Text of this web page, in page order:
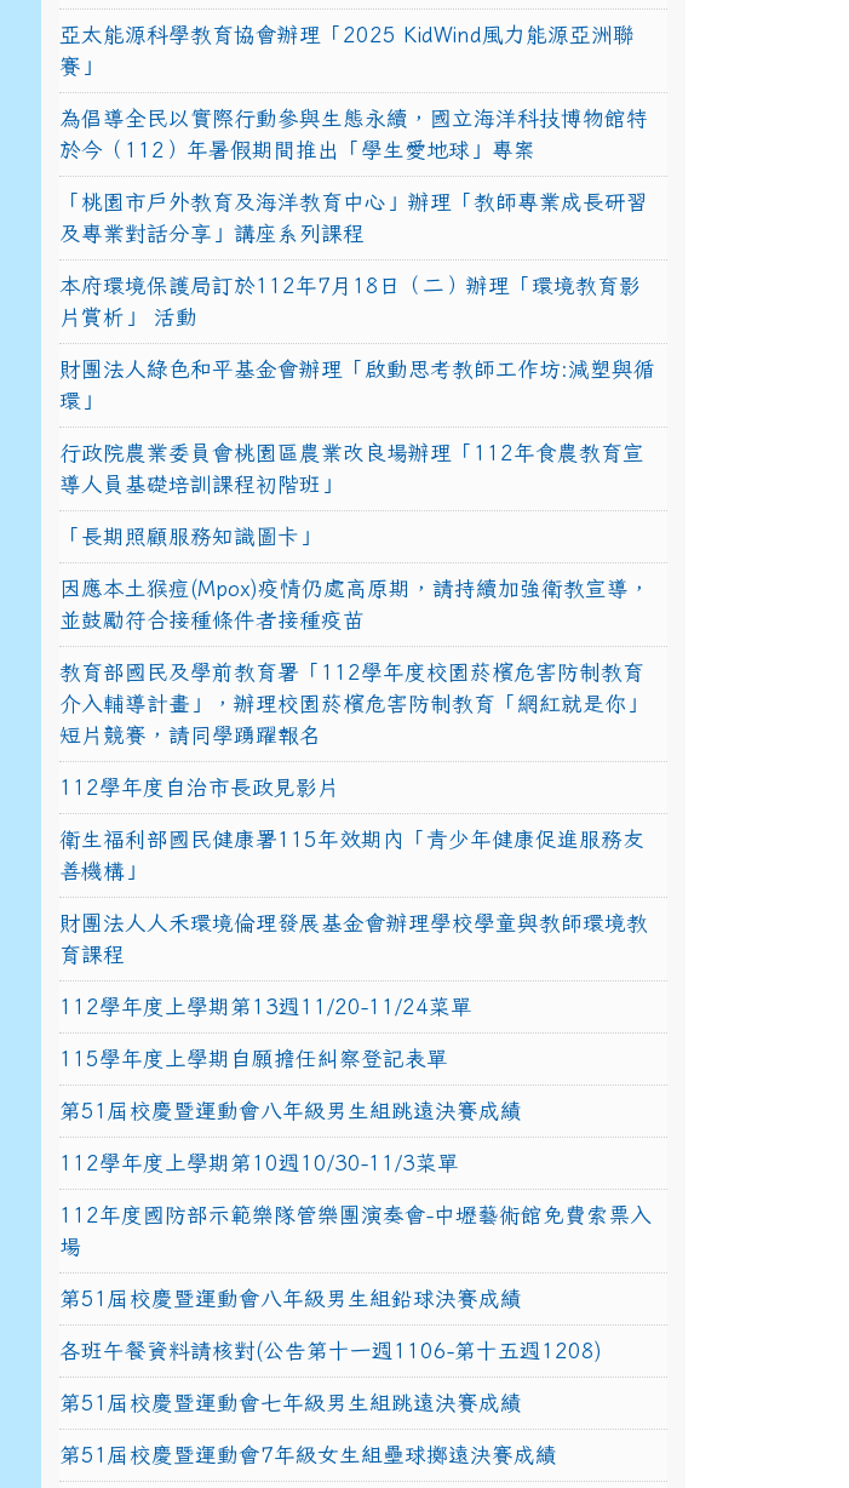
亞太能源科學教育協會辦理「2025 KidWind風力能源亞洲聯
賽」
為倡導全民以實際行動參與生態永續，國立海洋科技博物館特
於今（112）年暑假期間推出「學生愛地球」專案
「桃園市戶外教育及海洋教育中心」辦理「教師專業成長研習
及專業對話分享」講座系列課程
本府環境保護局訂於112年7月18日（二）辦理「環境教育影
片賞析」 活動
財團法人綠色和平基金會辦理「啟動思考教師工作坊:減塑與循
環」
行政院農業委員會桃園區農業改良場辦理「112年食農教育宣
導人員基礎培訓課程初階班」
「長期照顧服務知識圖卡」
因應本土猴痘(Mpox)疫情仍處高原期，請持續加強衛教宣導，
並鼓勵符合接種條件者接種疫苗
教育部國民及學前教育署「112學年度校園菸檳危害防制教育
介入輔導計畫」，辦理校園菸檳危害防制教育「網紅就是你」
短片競賽，請同學踴躍報名
112學年度自治市長政見影片
衛生福利部國民健康署115年效期內「青少年健康促進服務友
善機構」
財團法人人禾環境倫理發展基金會辦理學校學童與教師環境教
育課程
112學年度上學期第13週11/20-11/24菜單
115學年度上學期自願擔任糾察登記表單
第51屆校慶暨運動會八年級男生組跳遠決賽成績
112學年度上學期第10週10/30-11/3菜單
112年度國防部示範樂隊管樂團演奏會-中壢藝術館免費索票入
場
第51屆校慶暨運動會八年級男生組鉛球決賽成績
各班午餐資料請核對(公告第十一週1106-第十五週1208)
第51屆校慶暨運動會七年級男生組跳遠決賽成績
第51屆校慶暨運動會7年級女生組壘球擲遠決賽成績